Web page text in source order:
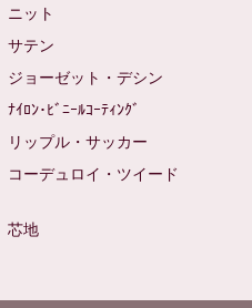
ニット
サテン
ジョーゼット・デシン
ﾅｲﾛﾝ･ﾋﾞﾆｰﾙｺｰﾃｨﾝｸﾞ
リップル・サッカー
コーデュロイ・ツイード
芯地